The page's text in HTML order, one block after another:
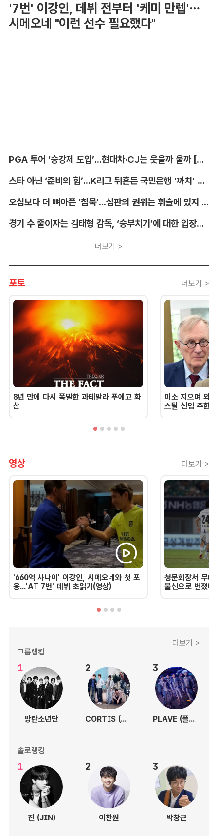
'7번' 이강인, 데뷔 전부터 '케미 만렙'…
시메오네 "이런 선수 필요했다"
PGA 투어 ‘승강제 도입’...현대차·CJ는 웃을까 울까 [박호윤의 IN&OUT]
스타 아닌 ‘준비의 힘’...K리그 뒤흔든 국민은행 '까치' 사단 [이영규의 비욘더매치]
오심보다 더 뼈아픈 ‘침묵’...심판의 권위는 휘슬에 있지 않다 [박순규의 창]
경기 수 줄이자는 김태형 감독, ‘승부치기’에 대한 입장부터 밝혀야 [김대호의 야구생각]
더보기 >
포토 더보기 >
8년 만에 다시 폭발한 과테말라 푸에고 화
산
미소 지으며 외
스틸 신임 주한
영상 더보기 >
'660억 사나이' 이강인, 시메오네와 첫 포
옹...'AT 7번' 데뷔 초읽기(영상)
청문회장서 무너
불신으로 번졌
더보기 >
그룹랭킹
1
방탄소년단
2
CORTIS (코르티스)
3
PLAVE (플레이브)
솔로랭킹
1
진 (JIN)
2
이찬원
3
박창근